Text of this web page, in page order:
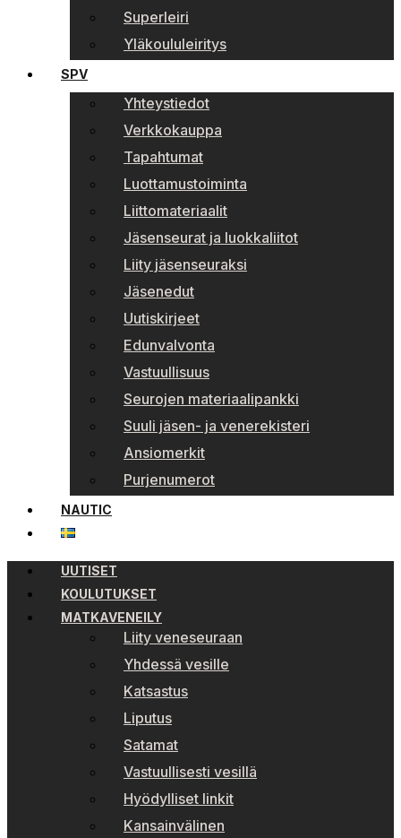
Superleiri
Yläkoululeiritys
SPV
Yhteystiedot
Verkkokauppa
Tapahtumat
Luottamustoiminta
Liittomateriaalit
Jäsenseurat ja luokkaliitot
Liity jäsenseuraksi
Jäsenedut
Uutiskirjeet
Edunvalvonta
Vastuullisuus
Seurojen materiaalipankki
Suuli jäsen- ja venerekisteri
Ansiomerkit
Purjenumerot
NAUTIC
UUTISET
KOULUTUKSET
MATKAVENEILY
Liity veneseuraan
Yhdessä vesille
Katsastus
Liputus
Satamat
Vastuullisesti vesillä
Hyödylliset linkit
Kansainvälinen